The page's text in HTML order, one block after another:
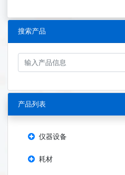
搜索产品
产品列表
仪器设备
耗材